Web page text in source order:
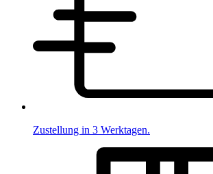
Zustellung in 3 Werktagen.